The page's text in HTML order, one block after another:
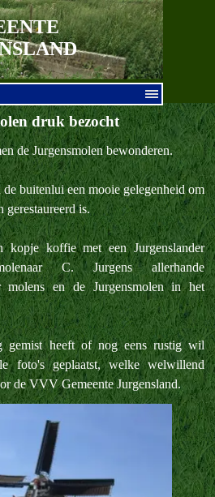
druk bezocht
de Jurgensmolen bewonderen.
buitenlui een mooie gelegenheid om
gerestaureerd is.
kopje koffie met een Jurgenslander
C. Jurgens allerhande
molens en de Jurgensmolen in het
gemist heeft of nog eens rustig wil
foto's geplaatst, welke welwillend
de VVV Gemeente Jurgensland.